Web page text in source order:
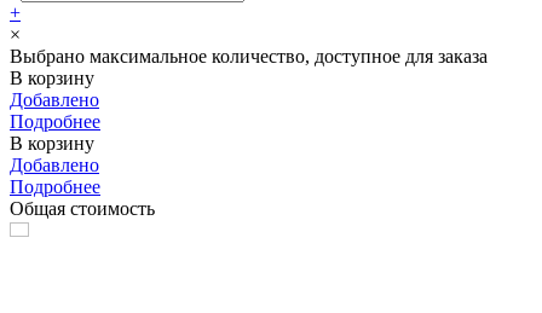
+
×
Выбрано максимальное количество, доступное для заказа
В корзину
Добавлено
Подробнее
В корзину
Добавлено
Подробнее
Общая стоимость